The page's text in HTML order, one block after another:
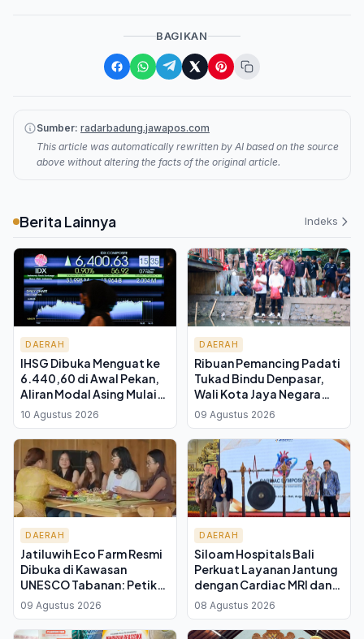
BAGIKAN
Sumber: radarbadung.jawapos.com
This article was automatically rewritten by AI based on the source
above without altering the facts of the original article.
Berita Lainnya Indeks
DAERAH
IHSG Dibuka Menguat ke
6.440,60 di Awal Pekan,
Aliran Modal Asing Mulai
Masuk ke Pasar RI
10 Agustus 2026
DAERAH
Ribuan Pemancing Padati
Tukad Bindu Denpasar,
Wali Kota Jaya Negara
Buka Lomba Lele Air Deras
untuk Dana Karya Banjar
Saraswati
09 Agustus 2026
DAERAH
Jatiluwih Eco Farm Resmi
Dibuka di Kawasan
UNESCO Tabanan: Petik
Sayur Organik hingga
Belajar Membuat Canang
Sari
09 Agustus 2026
DAERAH
Siloam Hospitals Bali
Perkuat Layanan Jantung
dengan Cardiac MRI dan
Simposium 100 Dokter
08 Agustus 2026